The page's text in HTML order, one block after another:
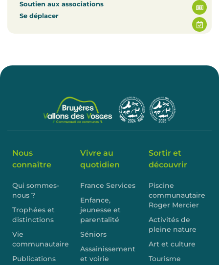
Soutien aux associations
Se déplacer
Nous
connaître
Qui sommes-
nous ?
Trophées et
distinctions
Vie
communautaire
Publications
Vivre au
quotidien
France Services
Enfance,
jeunesse et
parentalité
Séniors
Assainissement
et voirie
Sortir et
découvrir
Piscine
communautaire
Roger Mercier
Activités de
pleine nature
Art et culture
Tourisme